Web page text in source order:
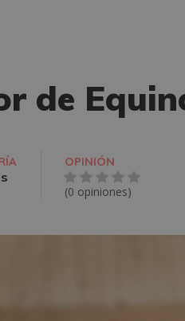
de
OPINIÓN
(0 opiniones)